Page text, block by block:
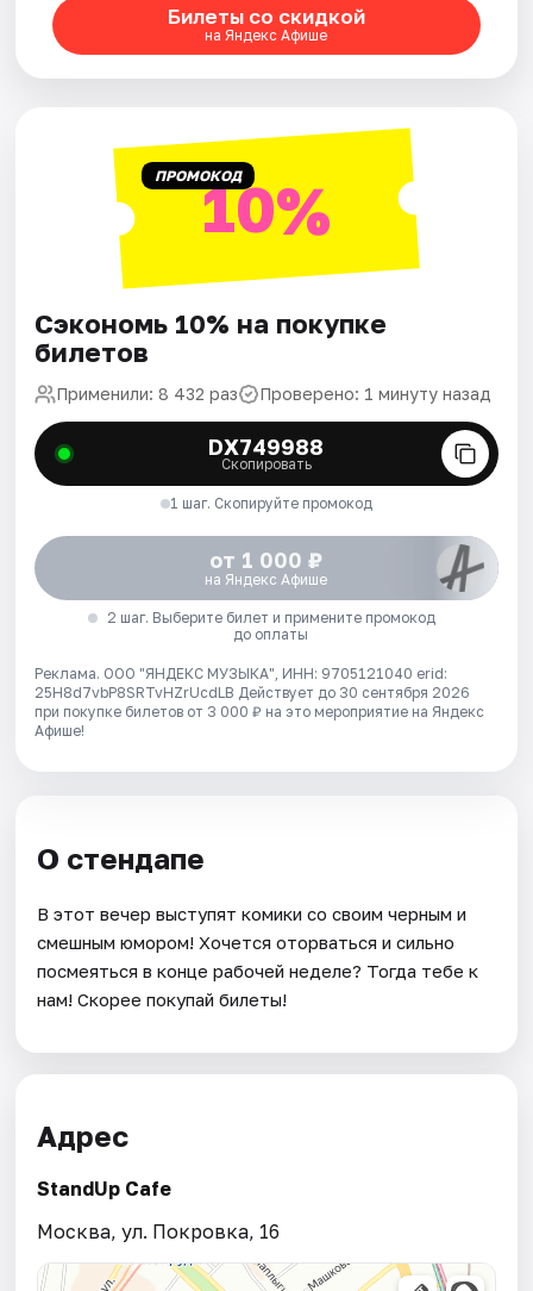
Билеты со скидкой
на Яндекс Афише
ПРОМОКОД10%
Сэкономь 10% на покупке
билетов
Применили: 8 432 раз Проверено: 1 минуту назад
DX749988
Скопировать
1 шаг. Скопируйте промокод
от 1 000 ₽
на Яндекс Афише
2 шаг. Выберите билет и примените промокод
до оплаты
Реклама. ООО "ЯНДЕКС МУЗЫКА", ИНН: 9705121040 erid:
25H8d7vbP8SRTvHZrUcdLB Действует до 30 сентября 2026
при покупке билетов от 3 000 ₽ на это мероприятие на Яндекс
Афише!
О стендапе
В этот вечер выступят комики со своим черным и
смешным юмором! Хочется оторваться и сильно
посмеяться в конце рабочей неделе? Тогда тебе к
нам! Скорее покупай билеты!
Адрес
StandUp Cafe
Москва, ул. Покровка, 16